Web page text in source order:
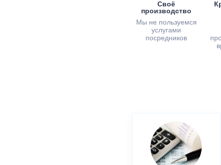
Своё
производство
Мы не пользуемся
услугами
посредников